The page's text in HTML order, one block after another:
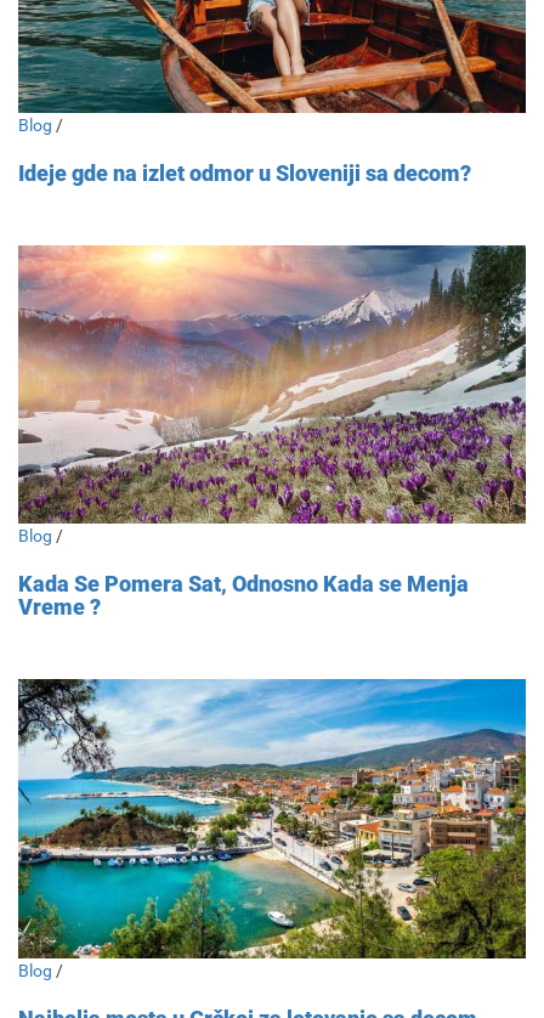
Blog /
Ideje gde na izlet odmor u Sloveniji sa decom?
Blog /
Kada Se Pomera Sat, Odnosno Kada se Menja
Vreme ?
Blog /